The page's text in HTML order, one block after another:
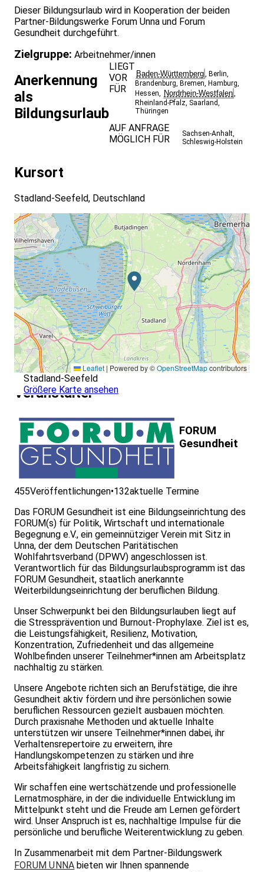
Dieser Bildungsurlaub wird in Kooperation der beiden
Partner-Bildungswerke Forum Unna und Forum
Gesundheit durchgeführt.
Zielgruppe: Arbeitnehmer/innen
Anerkennung
als
Bildungsurlaub
LIEGT
VOR
FÜR
Baden-Württemberg Berlin
Brandenburg Bremen Hamburg
Hessen
Nordrhein-Westfalen
Rheinland-Pfalz Saarland
Thüringen
AUF ANFRAGE
MÖGLICH FÜR
Sachsen-Anhalt,
Schleswig-Holstein
Kursort
Stadland-Seefeld, Deutschland
Leaflet | Powered by ©OpenStreetMapcontributors
Stadland-Seefeld
Größere Karte ansehen
Veranstalter
FORUM
Gesundheit
455Veröffentlichungen•132aktuelle Termine
Das FORUM Gesundheit ist eine Bildungseinrichtung des
FORUM(s) für Politik, Wirtschaft und internationale
Begegnung e.V., ein gemeinnütziger Verein mit Sitz in
Unna, der dem Deutschen Paritätischen
Wohlfahrtsverband (DPWV) angeschlossen ist.
Verantwortlich für das Bildungsurlaubsprogramm ist das
FORUM Gesundheit, staatlich anerkannte
Weiterbildungseinrichtung der beruflichen Bildung.
Unser Schwerpunkt bei den Bildungsurlauben liegt auf
die Stressprävention und Burnout-Prophylaxe. Ziel ist es,
die Leistungsfähigkeit, Resilienz, Motivation,
Konzentration, Zufriedenheit und das allgemeine
Wohlbefinden unserer Teilnehmer*innen am Arbeitsplatz
nachhaltig zu stärken.
Unsere Angebote richten sich an Berufstätige, die ihre
Gesundheit aktiv fördern und ihre persönlichen sowie
beruflichen Ressourcen gezielt ausbauen möchten.
Durch praxisnahe Methoden und aktuelle Inhalte
unterstützen wir unsere Teilnehmer*innen dabei, ihr
Verhaltensrepertoire zu erweitern, ihre
Handlungskompetenzen zu stärken und ihre
Arbeitsfähigkeit langfristig zu sichern.
Wir schaffen eine wertschätzende und professionelle
Lernatmosphäre, in der die individuelle Entwicklung im
Mittelpunkt steht und die Freude am Lernen gefördert
wird. Unser Anspruch ist es, nachhaltige Impulse für die
persönliche und berufliche Weiterentwicklung zu geben.
In Zusammenarbeit mit dem Partner-Bildungswerk
FORUM UNNA bieten wir Ihnen spannende